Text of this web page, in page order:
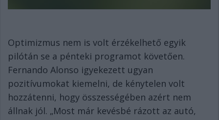
Optimizmus nem is volt érzékelhető egyik
pilótán se a pénteki programot követően.
Fernando Alonso igyekezett ugyan
pozitívumokat kiemelni, de kénytelen volt
hozzátenni, hogy összességében azért nem
állnak jól. „Most már kevésbé rázott az autó,